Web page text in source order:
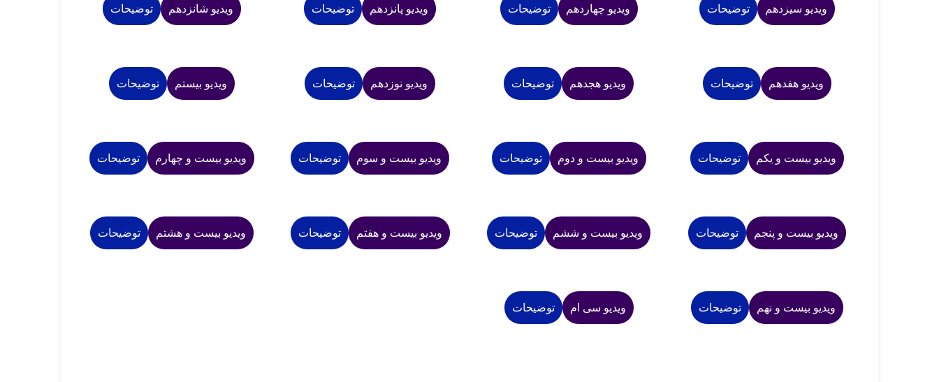
ویدیو سیزدهم توضیحات ویدیو چهاردهم توضیحات ویدیو پانزدهم توضیحات ویدیو شانزدهم توضیحات
ویدیو هفدهم توضیحات ویدیو هجدهم توضیحات ویدیو نوزدهم توضیحات ویدیو بیستم توضیحات
ویدیو بیست و یکم توضیحات ویدیو بیست و دوم توضیحات ویدیو بیست و سوم توضیحات ویدیو بیست و چهارم توضیحات
ویدیو بیست و پنجم توضیحات ویدیو بیست و ششم توضیحات ویدیو بیست و هفتم توضیحات ویدیو بیست و هشتم توضیحات
ویدیو بیست و نهم توضیحات ویدیو سی ام توضیحات